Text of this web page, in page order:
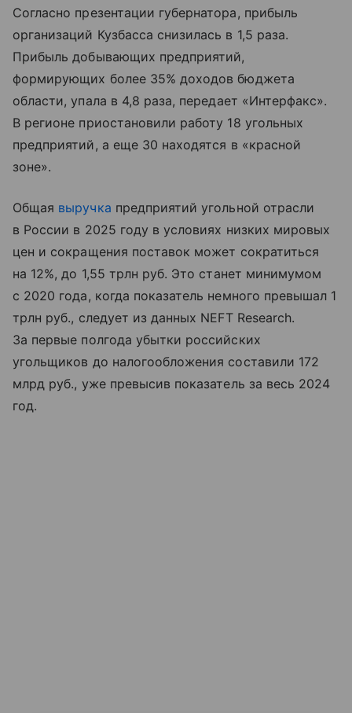
Согласно презентации губернатора, прибыль
организаций Кузбасса снизилась в 1,5 раза.
Прибыль добывающих предприятий,
формирующих более 35% доходов бюджета
области, упала в 4,8 раза, передает «Интерфакс».
В регионе приостановили работу 18 угольных
предприятий, а еще 30 находятся в «красной
зоне».
Общая выручка предприятий угольной отрасли
в России в 2025 году в условиях низких мировых
цен и сокращения поставок может сократиться
на 12%, до 1,55 трлн руб. Это станет минимумом
с 2020 года, когда показатель немного превышал 1
трлн руб., следует из данных NEFT Research.
За первые полгода убытки российских
угольщиков до налогообложения составили 172
млрд руб., уже превысив показатель за весь 2024
год.